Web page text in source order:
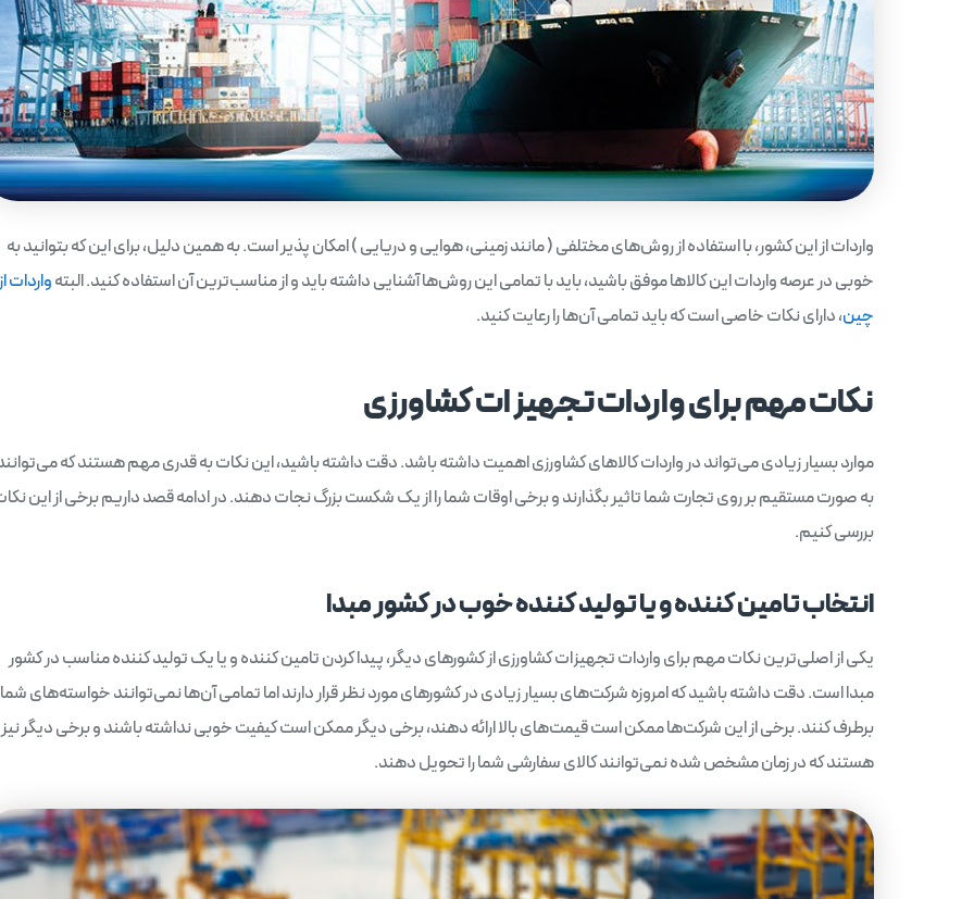
واردات از این کشور، با استفاده از روش‌های مختلفی ( مانند زمینی، هوایی و دریایی ) امکان پذیر است. به همین دلیل، برای این که بتوانید به
خوبی در عرصه واردات این کالاها موفق باشید، باید با تمامی این روش‌ها آشنایی داشته باید و از مناسب‌ترین آن استفاده کنید. البتهواردات
چین، دارای نکات خاصی است که باید تمامی آن‌ها را رعایت کنید.
نکات مهم برای واردات تجهیزات کشاورزی
موارد بسیار زیادی می‌تواند در واردات کالاهای کشاورزی اهمیت داشته باشد. دقت داشته باشید، این نکات به قدری مهم هستند که
به صورت مستقیم بر روی تجارت شما تاثیر بگذارند و برخی اوقات شما را از یک شکست بزرگ نجات دهند. در ادامه قصد داریم برخی از این
بررسی کنیم.
انتخاب تامین کننده و یا تولید کننده خوب در کشور مبدا
یکی از اصلی‌ترین نکات مهم برای واردات تجهیزات کشاورزی از کشورهای دیگر، پیدا کردن تامین کننده و یا یک تولید کننده مناسب در کشور
مبدا است. دقت داشته باشید که امروزه شرکت‌های بسیار زیادی در کشورهای مورد نظر قرار دارند اما تمامی آن‌ها نمی‌توانند خواسته‌های شما
برطرف کنند. برخی از این شرکت‌ها ممکن است قیمت‌های بالا ارائه دهند، برخی دیگر ممکن است کیفیت خوبی نداشته باشند و برخی دیگر نیز
هستند که در زمان مشخص شده نمی‌توانند کالای سفارشی شما را تحویل دهند.